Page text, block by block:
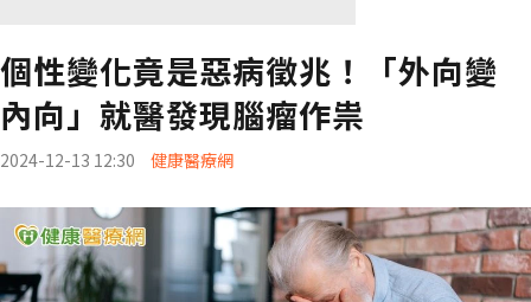
個性變化竟是惡病徵兆！「外向變
內向」就醫發現腦瘤作祟
2024-12-13 12:30 健康醫療網